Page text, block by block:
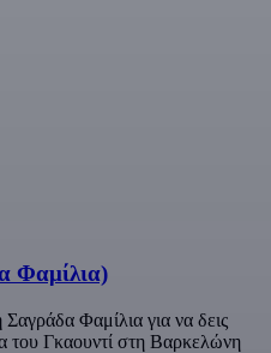
Φαμίλια)
Φαμίλια για να δεις
του Γκαουντί στη Βαρκελώνη